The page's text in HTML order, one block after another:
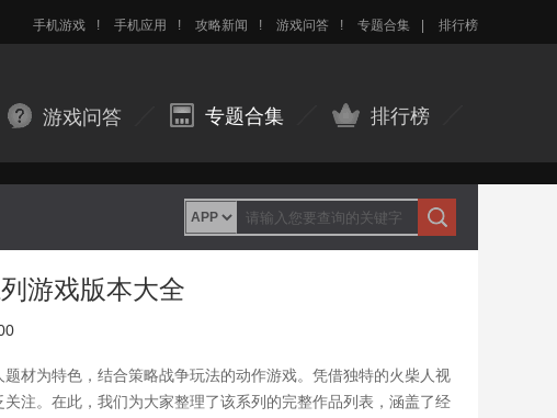
手机游戏 ! 手机应用 ! 攻略新闻 ! 游戏问答 ! 专题合集 排行榜
游戏问答 专题合集 排行榜
游戏版本大全
材为特色，结合策略战争玩法的动作游戏。凭借独特的火柴人视
注。在此，我们为大家整理了该系列的完整作品列表，涵盖了经